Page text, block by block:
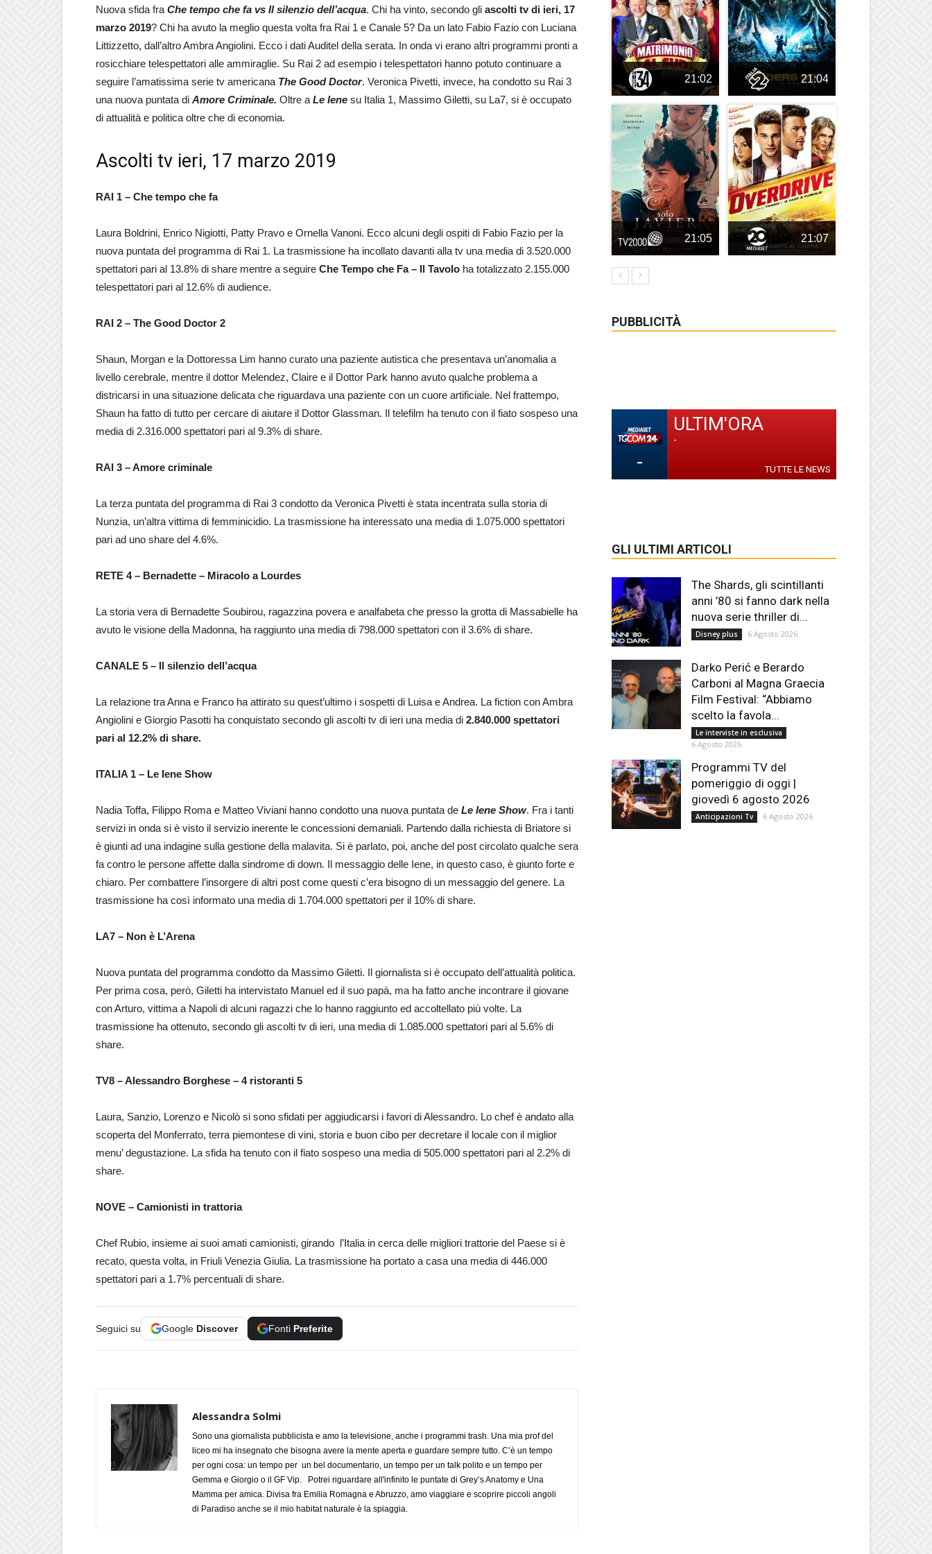
Nuova sfida fra Che tempo che fa vs Il silenzio dell’acqua. Chi ha vinto, secondo gli ascolti tv di ieri, 17
marzo 2019? Chi ha avuto la meglio questa volta fra Rai 1 e Canale 5? Da un lato Fabio Fazio con Luciana
Littizzetto, dall’altro Ambra Angiolini. Ecco i dati Auditel della serata. In onda vi erano altri programmi pronti a
rosicchiare telespettatori alle ammiraglie. Su Rai 2 ad esempio i telespettatori hanno potuto continuare a
seguire l’amatissima serie tv americana The Good Doctor. Veronica Pivetti, invece, ha condotto su Rai 3
una nuova puntata di Amore Criminale. Oltre a Le Iene su Italia 1, Massimo Giletti, su La7, si è occupato
di attualità e politica oltre che di economia.
Ascolti tv ieri, 17 marzo 2019
RAI 1 – Che tempo che fa
Laura Boldrini, Enrico Nigiotti, Patty Pravo e Ornella Vanoni. Ecco alcuni degli ospiti di Fabio Fazio per la
nuova puntata del programma di Rai 1. La trasmissione ha incollato davanti alla tv una media di 3.520.000
spettatori pari al 13.8% di share mentre a seguire Che Tempo che Fa – Il Tavolo ha totalizzato 2.155.000
telespettatori pari al 12.6% di audience.
RAI 2 – The Good Doctor 2
Shaun, Morgan e la Dottoressa Lim hanno curato una paziente autistica che presentava un’anomalia a
livello cerebrale, mentre il dottor Melendez, Claire e il Dottor Park hanno avuto qualche problema a
districarsi in una situazione delicata che riguardava una paziente con un cuore artificiale. Nel frattempo,
Shaun ha fatto di tutto per cercare di aiutare il Dottor Glassman. Il telefilm ha tenuto con il fiato sospeso una
media di 2.316.000 spettatori pari al 9.3% di share.
RAI 3 – Amore criminale
La terza puntata del programma di Rai 3 condotto da Veronica Pivetti è stata incentrata sulla storia di
Nunzia, un’altra vittima di femminicidio. La trasmissione ha interessato una media di 1.075.000 spettatori
pari ad uno share del 4.6%.
RETE 4 – Bernadette – Miracolo a Lourdes
La storia vera di Bernadette Soubirou, ragazzina povera e analfabeta che presso la grotta di Massabielle ha
avuto le visione della Madonna, ha raggiunto una media di 798.000 spettatori con il 3.6% di share.
CANALE 5 – Il silenzio dell’acqua
La relazione tra Anna e Franco ha attirato su quest’ultimo i sospetti di Luisa e Andrea. La fiction con Ambra
Angiolini e Giorgio Pasotti ha conquistato secondo gli ascolti tv di ieri una media di 2.840.000 spettatori
pari al 12.2% di share.
ITALIA 1 – Le Iene Show
Nadia Toffa, Filippo Roma e Matteo Viviani hanno condotto una nuova puntata de Le Iene Show. Fra i tanti
servizi in onda si è visto il servizio inerente le concessioni demaniali. Partendo dalla richiesta di Briatore si
è giunti ad una indagine sulla gestione della malavita. Si è parlato, poi, anche del post circolato qualche sera
fa contro le persone affette dalla sindrome di down. Il messaggio delle Iene, in questo caso, è giunto forte e
chiaro. Per combattere l’insorgere di altri post come questi c’era bisogno di un messaggio del genere. La
trasmissione ha così informato una media di 1.704.000 spettatori per il 10% di share.
LA7 – Non è L’Arena
Nuova puntata del programma condotto da Massimo Giletti. Il giornalista si è occupato dell’attualità politica.
Per prima cosa, però, Giletti ha intervistato Manuel ed il suo papà, ma ha fatto anche incontrare il giovane
con Arturo, vittima a Napoli di alcuni ragazzi che lo hanno raggiunto ed accoltellato più volte. La
trasmissione ha ottenuto, secondo gli ascolti tv di ieri, una media di 1.085.000 spettatori pari al 5.6% di
share.
TV8 – Alessandro Borghese – 4 ristoranti 5
Laura, Sanzio, Lorenzo e Nicolò si sono sfidati per aggiudicarsi i favori di Alessandro. Lo chef è andato alla
scoperta del Monferrato, terra piemontese di vini, storia e buon cibo per decretare il locale con il miglior
menu’ degustazione. La sfida ha tenuto con il fiato sospeso una media di 505.000 spettatori pari al 2.2% di
share.
NOVE – Camionisti in trattoria
Chef Rubio, insieme ai suoi amati camionisti, girando l’Italia in cerca delle migliori trattorie del Paese si è
recato, questa volta, in Friuli Venezia Giulia. La trasmissione ha portato a casa una media di 446.000
spettatori pari a 1.7% percentuali di share.
Seguici su Google Discover Fonti Preferite
Alessandra Solmi
Sono una giornalista pubblicista e amo la televisione, anche i programmi trash. Una mia prof del
liceo mi ha insegnato che bisogna avere la mente aperta e guardare sempre tutto. C’è un tempo
per ogni cosa: un tempo per un bel documentario, un tempo per un talk polito e un tempo per
Gemma e Giorgio o il GF Vip. Potrei riguardare all'infinito le puntate di Grey’s Anatomy e Una
Mamma per amica. Divisa fra Emilia Romagna e Abruzzo, amo viaggiare e scoprire piccoli angoli
di Paradiso anche se il mio habitat naturale è la spiaggia.
21:02 21:04
21:05 21:07
PUBBLICITÀ
-
ULTIM'ORA
-
TUTTE LE NEWS
GLI ULTIMI ARTICOLI
The Shards, gli scintillanti
anni ’80 si fanno dark nella
nuova serie thriller di...
Disney plus 6 Agosto 2026
Darko Perić e Berardo
Carboni al Magna Graecia
Film Festival: “Abbiamo
scelto la favola...
Le interviste in esclusiva
6 Agosto 2026
Programmi TV del
pomeriggio di oggi |
giovedì 6 agosto 2026
Anticipazioni Tv 6 Agosto 2026